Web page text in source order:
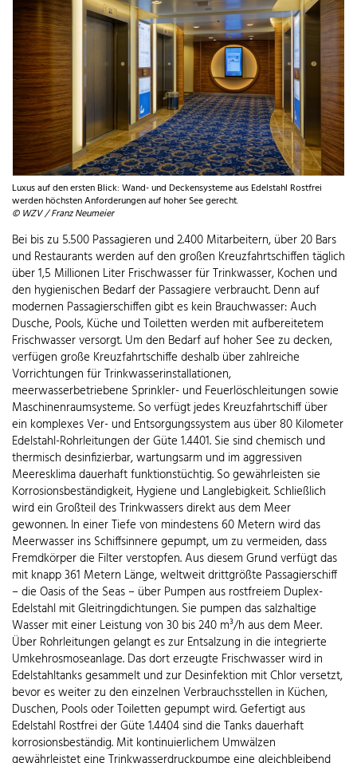
Luxus auf den ersten Blick: Wand- und Deckensysteme aus Edelstahl Rostfrei
werden höchsten Anforderungen auf hoher See gerecht.
© WZV / Franz Neumeier
Bei bis zu 5.500 Passagieren und 2.400 Mitarbeitern, über 20 Bars
und Restaurants werden auf den großen Kreuzfahrtschiffen täglich
über 1,5 Millionen Liter Frischwasser für Trinkwasser, Kochen und
den hygienischen Bedarf der Passagiere verbraucht. Denn auf
modernen Passagierschiffen gibt es kein Brauchwasser: Auch
Dusche, Pools, Küche und Toiletten werden mit aufbereitetem
Frischwasser versorgt. Um den Bedarf auf hoher See zu decken,
verfügen große Kreuzfahrtschiffe deshalb über zahlreiche
Vorrichtungen für Trinkwasserinstallationen,
meerwasserbetriebene Sprinkler- und Feuerlöschleitungen sowie
Maschinenraumsysteme. So verfügt jedes Kreuzfahrtschiff über
ein komplexes Ver- und Entsorgungssystem aus über 80 Kilometer
Edelstahl-Rohrleitungen der Güte 1.4401. Sie sind chemisch und
thermisch desinfizierbar, wartungsarm und im aggressiven
Meeresklima dauerhaft funktionstüchtig. So gewährleisten sie
Korrosionsbeständigkeit, Hygiene und Langlebigkeit. Schließlich
wird ein Großteil des Trinkwassers direkt aus dem Meer
gewonnen. In einer Tiefe von mindestens 60 Metern wird das
Meerwasser ins Schiffsinnere gepumpt, um zu vermeiden, dass
Fremdkörper die Filter verstopfen. Aus diesem Grund verfügt das
mit knapp 361 Metern Länge, weltweit drittgrößte Passagierschiff
– die Oasis of the Seas – über Pumpen aus rostfreiem Duplex-
Edelstahl mit Gleitringdichtungen. Sie pumpen das salzhaltige
Wasser mit einer Leistung von 30 bis 240 m³/h aus dem Meer.
Über Rohrleitungen gelangt es zur Entsalzung in die integrierte
Umkehrosmoseanlage. Das dort erzeugte Frischwasser wird in
Edelstahltanks gesammelt und zur Desinfektion mit Chlor versetzt,
bevor es weiter zu den einzelnen Verbrauchsstellen in Küchen,
Duschen, Pools oder Toiletten gepumpt wird. Gefertigt aus
Edelstahl Rostfrei der Güte 1.4404 sind die Tanks dauerhaft
korrosionsbeständig. Mit kontinuierlichem Umwälzen